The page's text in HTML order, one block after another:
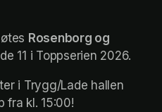
Rosenborg og
11 i Toppserien 2026.
i Trygg/Lade hallen
fra kl. 15:00!